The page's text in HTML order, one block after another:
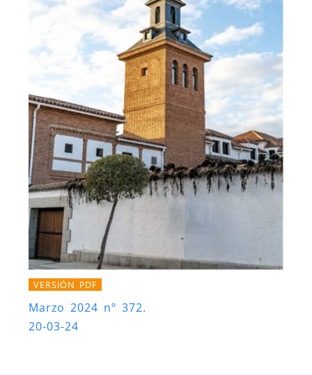
VERSIÓN PDF
Marzo 2024 nº 372.
20-03-24